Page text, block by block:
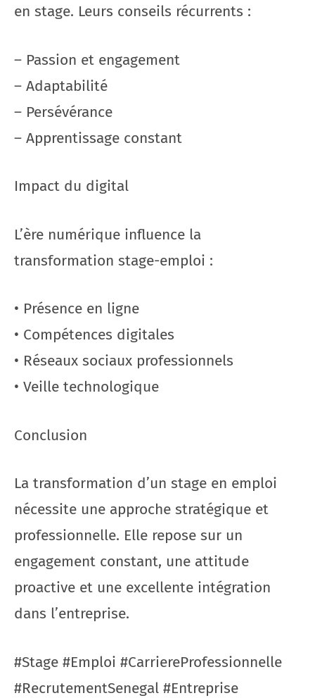
en stage. Leurs conseils récurrents :
– Passion et engagement
– Adaptabilité
– Persévérance
– Apprentissage constant
Impact du digital
L’ère numérique influence la
transformation stage-emploi :
• Présence en ligne
• Compétences digitales
• Réseaux sociaux professionnels
• Veille technologique
Conclusion
La transformation d’un stage en emploi
nécessite une approche stratégique et
professionnelle. Elle repose sur un
engagement constant, une attitude
proactive et une excellente intégration
dans l’entreprise.
#Stage #Emploi #CarriereProfessionnelle
#RecrutementSenegal #Entreprise